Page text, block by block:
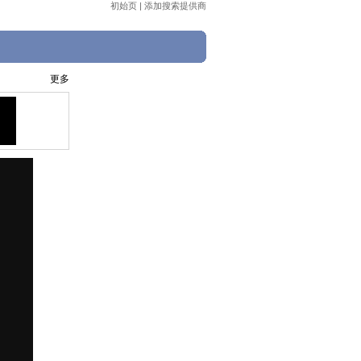
初始页 | 添加搜索提供商
更多